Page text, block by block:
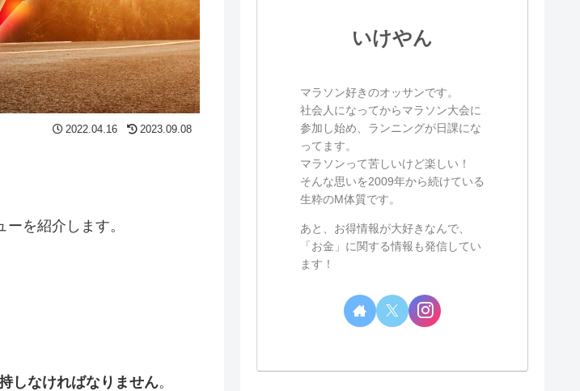
2022.04.16 2023.09.08
を紹介します。
しなければなりません。
いけやん
マラソン好きのオッサンです。
社会人になってからマラソン大会に
参加し始め、ランニングが日課にな
ってます。
マラソンって苦しいけど楽しい！
そんな思いを2009年から続けている
生粋のM体質です。
あと、お得情報が大好きなんで、
「お金」に関する情報も発信してい
ます！